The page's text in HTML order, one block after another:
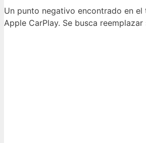
Un punto negativo encontrado en
Apple CarPlay. Se busca